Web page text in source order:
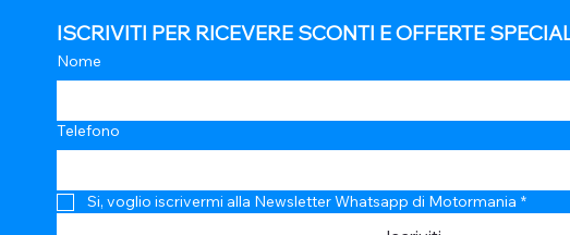
ISCRIVITI PER RICEVERE SCONTI E OFFERTE
Nome
Telefono
Si, voglio iscrivermi alla Newsletter Whatsapp di Motormania *